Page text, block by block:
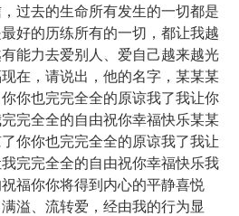
过去的生命所有发生的一切都是
好的历练所有的一切，都让我越
能力去爱别人、爱自己越来越光
在，请说出，他的名字，某某某
你也完完全全的原谅我了我让你
完全全的自由祝你幸福快乐某某
你你也完完全全的原谅我了我让
完完全全的自由祝你幸福快乐我
福你你将得到内心的平静喜悦
溢、流转爱，经由我的行为显